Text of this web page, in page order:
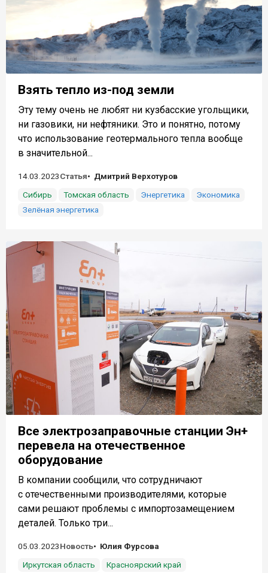
Взять тепло из-под земли
Эту тему очень не любят ни кузбасские угольщики,
ни газовики, ни нефтяники. Это и понятно, потому
что использование геотермального тепла вообще
в значительной...
14.03.2023Статья
Дмитрий Верхотуров
Сибирь
Томская область Энергетика
Экономика
Зелёная энергетика
Все электрозаправочные станции Эн+
перевела на отечественное
оборудование
В компании сообщили, что сотрудничают
с отечественными производителями, которые
сами решают проблемы с импортозамещением
деталей. Только три...
05.03.2023Новость
Юлия Фурсова
Иркутская область
Красноярский край